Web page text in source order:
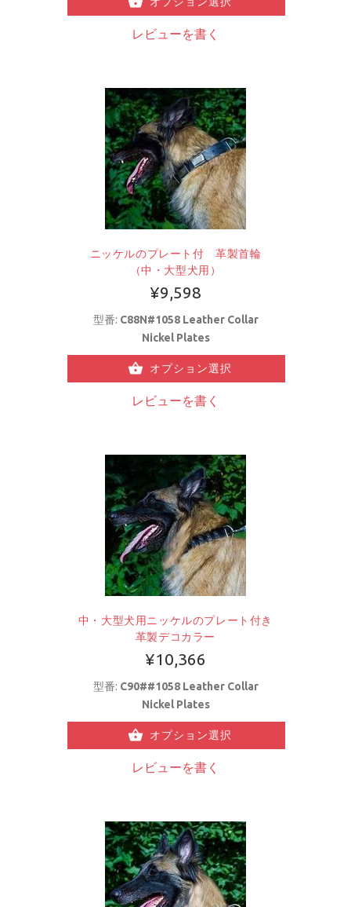
レビューを書く
ニッケルのプレート付 革製首輪
（中・大型犬用）
¥9,598
型番: C88N#1058 Leather Collar
Nickel Plates
オプション選択
レビューを書く
中・大型犬用ニッケルのプレート付き
革製デコカラー
¥10,366
型番: C90##1058 Leather Collar
Nickel Plates
オプション選択
レビューを書く